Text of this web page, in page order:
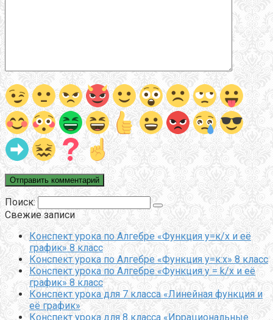
Поиск:
Свежие записи
Конспект урока по Алгебре «Функция у=к/х и её
график» 8 класс
Конспект урока по Алгебре «Функция у=к:х» 8 класс
Конспект урока по Алгебре «Функция y = k/x и её
график» 8 класс
Конспект урока для 7 класса «Линейная функция и
её график»
Конспект урока для 8 класса «Иррациональные